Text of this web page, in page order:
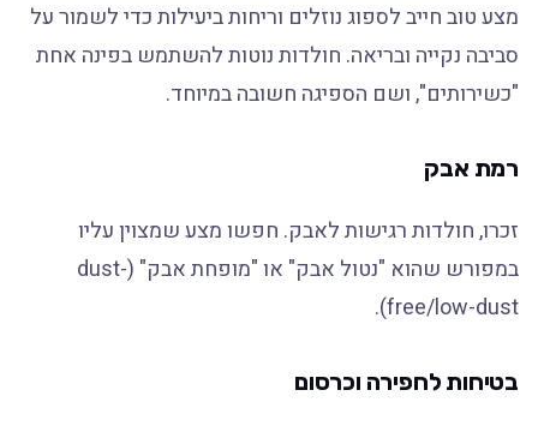
מצע טוב חייב לספוג נוזלים וריחות ביעילות כדי לשמור על
סביבה נקייה ובריאה. חולדות נוטות להשתמש בפינה אחת
"כשירותים", ושם הספיגה חשובה במיוחד.
רמת אבק
זכרו, חולדות רגישות לאבק. חפשו מצע שמצוין עליו
במפורש שהוא "נטול אבק" או "מופחת אבק" (dust-
free/low-dust).
בטיחות לחפירה וכרסום